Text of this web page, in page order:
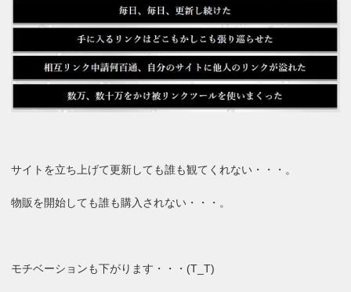
サイトを立ち上げて更新しても誰も観てくれない・・・。
物販を開始しても誰も購入されない・・・。
モチベーションも下がります・・・(T_T)